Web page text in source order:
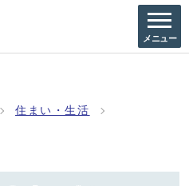
メニュー
住まい・生活